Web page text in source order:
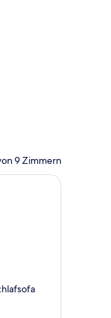
Wochenende, Aug.
9 Zimmern
kleinen Tisch und
einem großen Bett,